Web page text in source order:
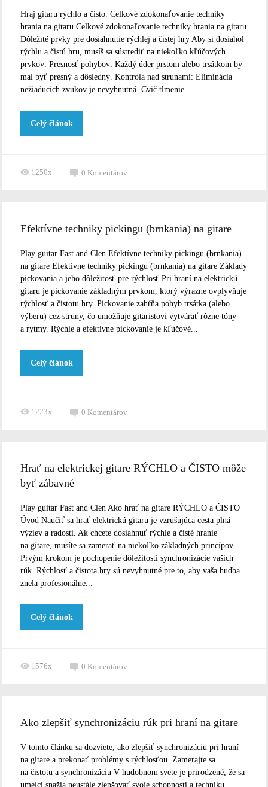
Hraj gitaru rýchlo a čisto. Celkové zdokonaľovanie techniky
hrania na gitaru Celkové zdokonaľovanie techniky hrania na gitaru
Dôležité prvky pre dosiahnutie rýchlej a čistej hry Aby si dosiahol
rýchlu a čistú hru, musíš sa sústrediť na niekoľko kľúčových
prvkov: Presnosť pohybov: Každý úder prstom alebo trsátkom by
mal byť presný a dôsledný. Kontrola nad strunami: Eliminácia
nežiaducich zvukov je nevyhnutná. Cvič tlmenie...
Celý článok
1250x 0Komentárov
Efektívne techniky pickingu (brnkania) na gitare
Play guitar Fast and Clen Efektívne techniky pickingu (brnkania)
na gitare Efektívne techniky pickingu (brnkania) na gitare Základy
pickovania a jeho dôležitosť pre rýchlosť Pri hraní na elektrickú
gitaru je pickovanie základným prvkom, ktorý výrazne ovplyvňuje
rýchlosť a čistotu hry. Pickovanie zahŕňa pohyb trsátka (alebo
výberu) cez struny, čo umožňuje gitaristovi vytvárať rôzne tóny
a rytmy. Rýchle a efektívne pickovanie je kľúčové...
Celý článok
1223x 0Komentárov
Hrať na elektrickej gitare RÝCHLO a ČISTO môže
byť zábavné
Play guitar Fast and Clen Ako hrať na gitare RÝCHLO a ČISTO
Úvod Naučiť sa hrať elektrickú gitaru je vzrušujúca cesta plná
výziev a radosti. Ak chcete dosiahnuť rýchle a čisté hranie
na gitare, musíte sa zamerať na niekoľko základných princípov.
Prvým krokom je pochopenie dôležitosti synchronizácie vašich
rúk. Rýchlosť a čistota hry sú nevyhnutné pre to, aby vaša hudba
znela profesionálne...
Celý článok
1576x 0Komentárov
Ako zlepšiť synchronizáciu rúk pri hraní na gitare
V tomto článku sa dozviete, ako zlepšiť synchronizáciu pri hraní
na gitare a prekonať problémy s rýchlosťou. Zamerajte sa
na čistotu a synchronizáciu V hudobnom svete je prirodzené, že sa
umelci snažia neustále zlepšovať svoje schopnosti a techniku.